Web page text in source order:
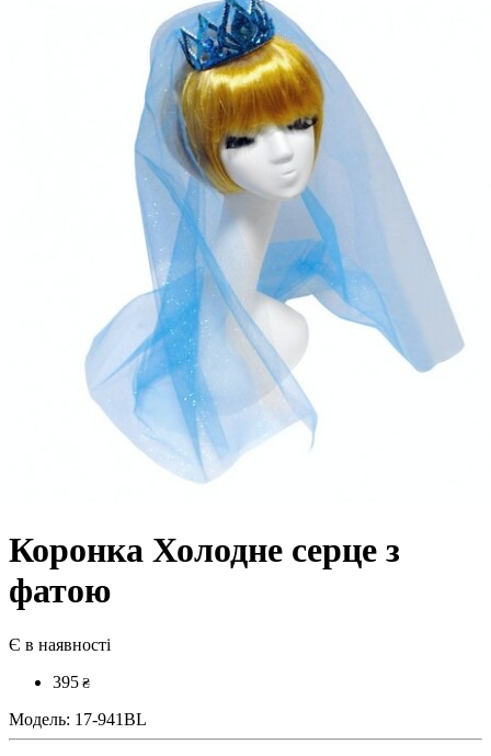
Коронка Холодне серце з
фатою
Є в наявності
395 ₴
Модель: 17-941BL